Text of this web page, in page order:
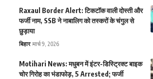
Raxaul Border Alert: टिकटॉक वाली दोस्ती और
फर्जी नाम, SSB ने नाबालिग को तस्करों के चंगुल से
छुड़ाया
बिहार मार्च 9, 2026
Motihari News: मधुबन में इंटर-डिस्ट्रिक्ट बाइक
चोर गिरोह का भंडाफोड़, 5 Arrested; फर्जी